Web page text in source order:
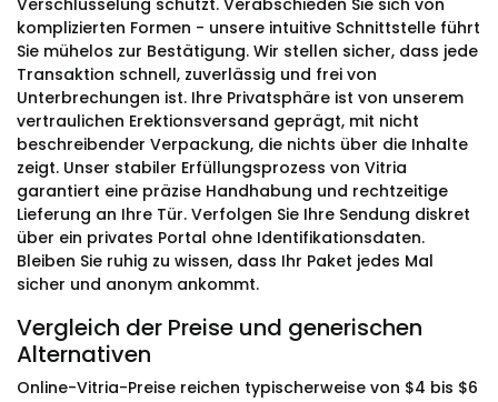
Verschlüsselung schützt. Verabschieden Sie sich von
komplizierten Formen - unsere intuitive Schnittstelle führt
Sie mühelos zur Bestätigung. Wir stellen sicher, dass jede
Transaktion schnell, zuverlässig und frei von
Unterbrechungen ist. Ihre Privatsphäre ist von unserem
vertraulichen Erektionsversand geprägt, mit nicht
beschreibender Verpackung, die nichts über die Inhalte
zeigt. Unser stabiler Erfüllungsprozess von Vitria
garantiert eine präzise Handhabung und rechtzeitige
Lieferung an Ihre Tür. Verfolgen Sie Ihre Sendung diskret
über ein privates Portal ohne Identifikationsdaten.
Bleiben Sie ruhig zu wissen, dass Ihr Paket jedes Mal
sicher und anonym ankommt.
Vergleich der Preise und generischen
Alternativen
Online-Vitria-Preise reichen typischerweise von $4 bis $6